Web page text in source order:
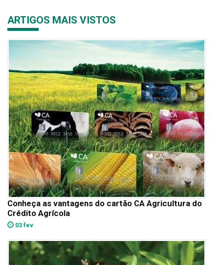
ARTIGOS MAIS VISTOS
Conheça as vantagens do cartão CA Agricultura do
Crédito Agrícola
03 fev